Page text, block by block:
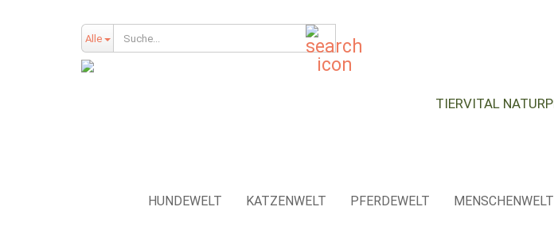
Alle
HUNDEWELT KATZENWELT PFERDEWELT MENSCHENWELT